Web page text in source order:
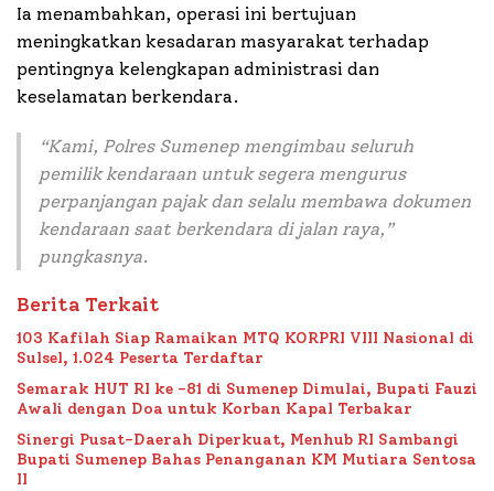
Ia menambahkan, operasi ini bertujuan
meningkatkan kesadaran masyarakat terhadap
pentingnya kelengkapan administrasi dan
keselamatan berkendara.
“Kami, Polres Sumenep mengimbau seluruh
pemilik kendaraan untuk segera mengurus
perpanjangan pajak dan selalu membawa dokumen
kendaraan saat berkendara di jalan raya,”
pungkasnya.
Berita Terkait
103 Kafilah Siap Ramaikan MTQ KORPRI VIII Nasional di
Sulsel, 1.024 Peserta Terdaftar
Semarak HUT RI ke -81 di Sumenep Dimulai, Bupati Fauzi
Awali dengan Doa untuk Korban Kapal Terbakar
Sinergi Pusat-Daerah Diperkuat, Menhub RI Sambangi
Bupati Sumenep Bahas Penanganan KM Mutiara Sentosa
II